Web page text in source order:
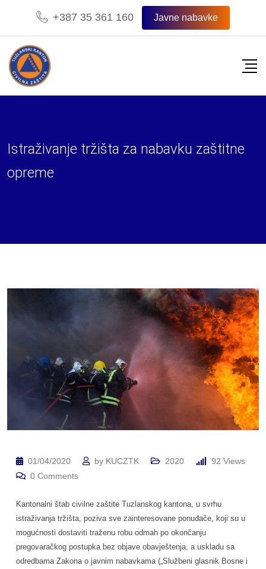
content
+387 35 361 160 Javne nabavke
Istraživanje tržišta za nabavku zaštitne
opreme
01/04/2020 by KUCZTK 2020 92 Views
0 Comments
Kantonalni štab civilne zaštite Tuzlanskog kantona, u svrhu
istraživanja tržišta, poziva sve zainteresovane ponuđače, koji su u
mogućnosti dostaviti traženu robu odmah po okončanju
pregovaračkog postupka bez objave obavještenja, a uskladu sa
odredbama Zakona o javnim nabavkama („Službeni glasnik Bosne i